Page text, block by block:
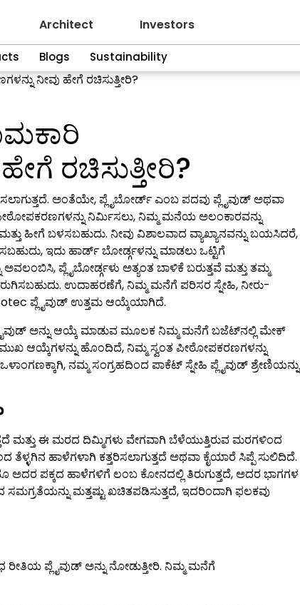
Blogs Sustainability
Architect Investors
ನೀವು ಹೇಗೆ ರಚಿಸುತ್ತೀರಿ?
ರಚಿಸುತ್ತೀರಿ?
ಅಂತೆಯೇ, ಪ್ಲೈಬೋರ್ಡ್ ಎಂಬ ಪದವು ಪ್ಲೈವುಡ್ ಅಥವಾ
ನಿರ್ಮಿಸಲು, ನಿಮ್ಮ ಮನೆಯ ಅಲಂಕಾರವನ್ನು
ಹೀಗೆ ಬಳಸಬಹುದು. ನೀವು ವಿಶಾಲವಾದ ವ್ಯಾಖ್ಯಾನವನ್ನು ಬಯಸಿದರೆ,
ಇದು ಹಾರ್ಡ್ ಬೋರ್ಡ್ಗಳನ್ನು ಮಾಡಲು ಒಟ್ಟಿಗೆ
ಪ್ಲೈಬೋರ್ಡ್ಗಳು ಅತ್ಯಂತ ಬಾಳಿಕೆ ಬರುತ್ತವೆ ಮತ್ತು ತಮ್ಮ
ಉದಾಹರಣೆಗೆ, ನಿಮ್ಮ ಮನೆಗೆ ಪರಿಸರ ಸ್ನೇಹಿ, ನೀರು-
ಪ್ಲೈವುಡ್ ಉತ್ತಮ ಆಯ್ಕೆಯಾಗಿದೆ.
ಅನ್ನು ಆಯ್ಕೆ ಮಾಡುವ ಮೂಲಕ ನಿಮ್ಮ ಮನೆಗೆ ಬಜೆಟ್‌ನಲ್ಲಿ ಮೇಕ್
ಆಯ್ಕೆಗಳನ್ನು ಹೊಂದಿದೆ, ನಿಮ್ಮ ಸ್ವಂತ ಪೀಠೋಪಕರಣಗಳನ್ನು
ನಮ್ಮ ಸಂಗ್ರಹದಿಂದ ಪಾಕೆಟ್ ಸ್ನೇಹಿ ಪ್ಲೈವುಡ್ ಶ್ರೇಣಿಯನ್ನು
ಮತ್ತು ಈ ಮರದ ದಿಮ್ಮಿಗಳು ವೇಗವಾಗಿ ಬೆಳೆಯುತ್ತಿರುವ ಮರಗಳಿಂದ
ತೆಳ್ಳಗಿನ ಹಾಳೆಗಳಾಗಿ ಕತ್ತರಿಸಲಾಗುತ್ತದೆ ಅಥವಾ ಕೈಯಾರೆ ಸಿಪ್ಪೆ ಸುಲಿದಿದೆ.
ಅದರ ಪಕ್ಕದ ಹಾಳೆಗಳಿಗೆ ಲಂಬ ಕೋನದಲ್ಲಿ ತಿರುಗುತ್ತದೆ, ಅದರ ಭಾಗಗಳ
ಮತ್ತಷ್ಟು ಖಚಿತಪಡಿಸುತ್ತದೆ, ಇದರಿಂದಾಗಿ ಫಲಕವು
ಪ್ಲೈವುಡ್ ಅನ್ನು ನೋಡುತ್ತೀರಿ. ನಿಮ್ಮ ಮನೆಗೆ